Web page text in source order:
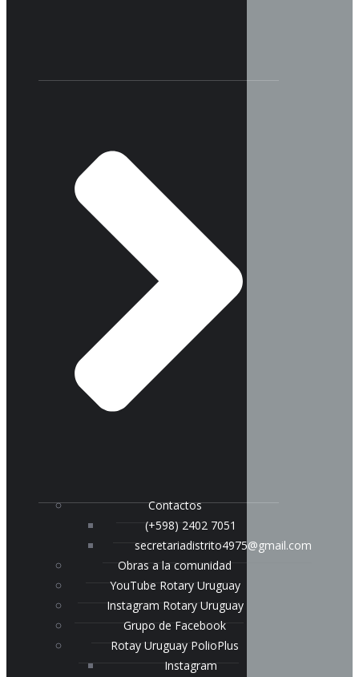
Contactos
(+598) 2402 7051
secretariadistrito4975@gmail.com
Obras a la comunidad
YouTube Rotary Uruguay
Instagram Rotary Uruguay
Grupo de Facebook
Rotay Uruguay PolioPlus
Instagram